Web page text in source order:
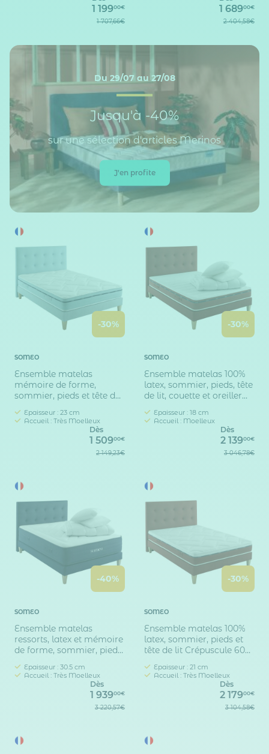
1 19900€
1 707,66€
1 68900€
2 404,58€
Du 29/07 au 27/08
Jusqu'à -40%
sur une sélection d'articles Merinos
J'en profite
-30%
SOMEO
Ensemble matelas
mémoire de forme,
sommier, pieds et tête de
Epaisseur : 23 cm
Accueil : Très Moelleux
Dès
1 50900€
2 149,23€
-30%
SOMEO
Ensemble matelas 100%
latex, sommier, pieds, tête
de lit, couette et oreiller
Epaisseur : 18 cm
Accueil : Moelleux
Dès
2 13900€
3 046,78€
-40%
SOMEO
Ensemble matelas
ressorts, latex et mémoire
de forme, sommier, pieds,
oreiller Rêve 700 -
Epaisseur : 30.5 cm
Accueil : Très Moelleux
Dès
1 93900€
3 220,57€
-30%
SOMEO
Ensemble matelas 100%
latex, sommier, pieds et
tête de lit Crépuscule 600
Epaisseur : 21 cm
Accueil : Très Moelleux
Dès
2 17900€
3 104,58€